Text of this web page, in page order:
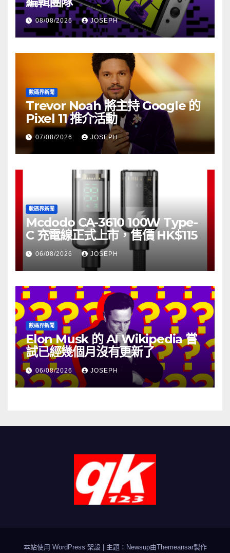
08/08/2026 JOSEPH
數碼界新聞
Trevor Noah 將主持 Google 的
Pixel 11 推介活動
07/08/2026 JOSEPH
數碼界新聞
Mcdodo CA-3610 100W Type-
C 充電線正式上市，售價 HK$115
06/08/2026 JOSEPH
數碼界新聞
Elon Musk 的 AI Wikipedia 嘗
試已經幾個月沒有更新了
06/08/2026 JOSEPH
本站使用 WordPress 架設 主題：Newsup由Themeansar製作